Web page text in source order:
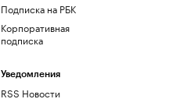
Подписка на РБК
Корпоративная
подписка
Уведомления
RSS Новости